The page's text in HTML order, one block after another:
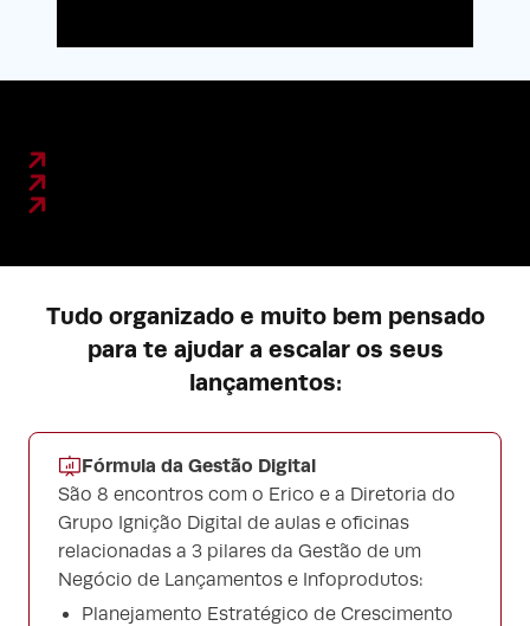
Tudo organizado e muito bem pensado
para te ajudar a escalar os seus
lançamentos:
Fórmula da Gestão Digital
São 8 encontros com o Erico e a Diretoria do
Grupo Ignição Digital de aulas e oficinas
relacionadas a 3 pilares da Gestão de um
Negócio de Lançamentos e Infoprodutos:
Planejamento Estratégico de Crescimento